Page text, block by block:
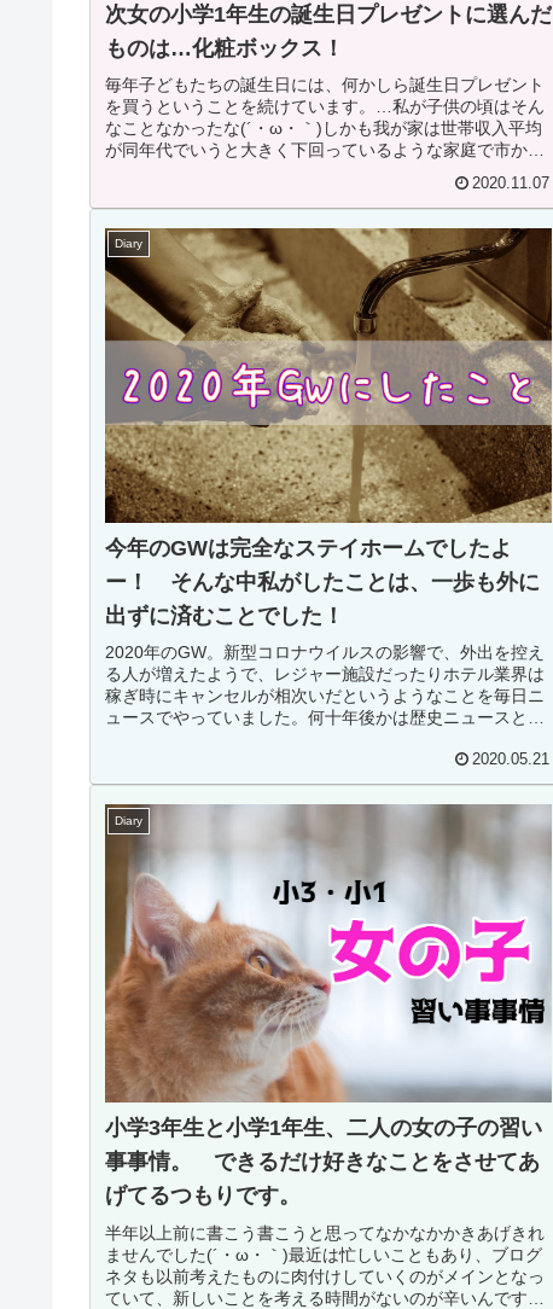
次女の小学1年生の誕生日プレゼントに選んだ
ものは…化粧ボックス！
毎年子どもたちの誕生日には、何かしら誕生日プレゼント
を買うということを続けています。…私が子供の頃はそん
なことなかったな(´・ω・｀)しかも我が家は世帯収入平均
が同年代でいうと大きく下回っているような家庭で市から
2020.11.07
Diary
今年のGWは完全なステイホームでしたよ
ー！ そんな中私がしたことは、一歩も外に
出ずに済むことでした！
2020年のGW。新型コロナウイルスの影響で、外出を控え
る人が増えたようで、レジャー施設だったりホテル業界は
稼ぎ時にキャンセルが相次いだというようなことを毎日ニ
ュースでやっていました。何十年後かは歴史ニュースとか
2020.05.21
Diary
小学3年生と小学1年生、二人の女の子の習い
事事情。 できるだけ好きなことをさせてあ
げてるつもりです。
半年以上前に書こう書こうと思ってなかなかかきあげきれ
ませんでした(´・ω・｀)最近は忙しいこともあり、ブログ
ネタも以前考えたものに肉付けしていくのがメインとなっ
ていて、新しいことを考える時間がないのが辛いんですよ